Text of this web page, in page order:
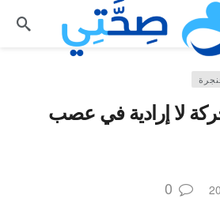
لا إرادية في عصب
0